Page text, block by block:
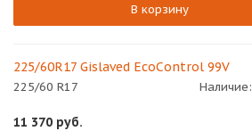
В корзину
225/60R17 Gislaved EcoControl 99V
225/60 R17 Наличие:
11 370 руб.